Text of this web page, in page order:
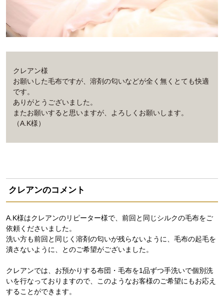
クレアン様
お願いした毛布ですが、溶剤の匂いなどが全く無くとても快適
です。
ありがとうございました。
またお願いすると思いますが、よろしくお願いします。
（A.K様）
クレアンのコメント
A.K様はクレアンのリピーター様で、前回と同じシルクの毛布をご
依頼くださいました。
洗い方も前回と同じく溶剤の匂いが残らないように、毛布の起毛を
潰さないように、とのご希望がございました。
クレアンでは、お預かりする布団・毛布を1品ずつ手洗いで個別洗
いを行なっておりますので、このようなお客様のご希望にもお応え
することができます。